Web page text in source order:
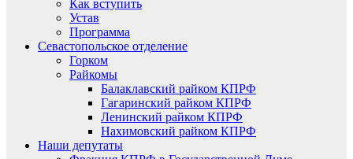
Как вступить
Устав
Программа
Севастопольское отделение
Горком
Райкомы
Балаклавский райком КПРФ
Гагаринский райком КПРФ
Ленинский райком КПРФ
Нахимовский райком КПРФ
Наши депутаты